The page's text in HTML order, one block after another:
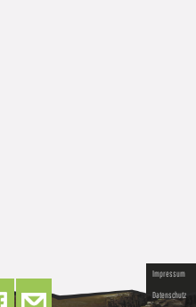
Impressum
Datenschutz